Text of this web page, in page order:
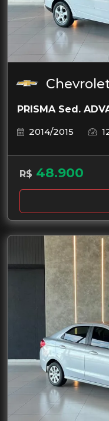
PRISMA Sed.
2014/2015
R$ 48.900